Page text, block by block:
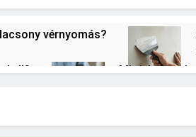
vérnyomás?
kell? Mit jelent a